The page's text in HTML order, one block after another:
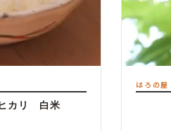
カリ 白米
はろの屋